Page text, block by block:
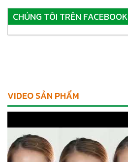
CHÚNG TÔI TRÊN FACEBOOK
VIDEO SẢN PHẨM